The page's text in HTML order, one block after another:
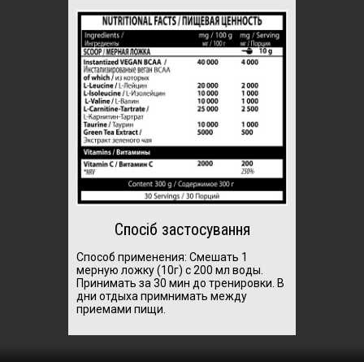
Спосіб застосування
Способ применения: Смешать 1
мерную ложку (10г) с 200 мл воды.
Принимать за 30 мин до тренировки. В
дни отдыха примнимать между
приемами пищи.